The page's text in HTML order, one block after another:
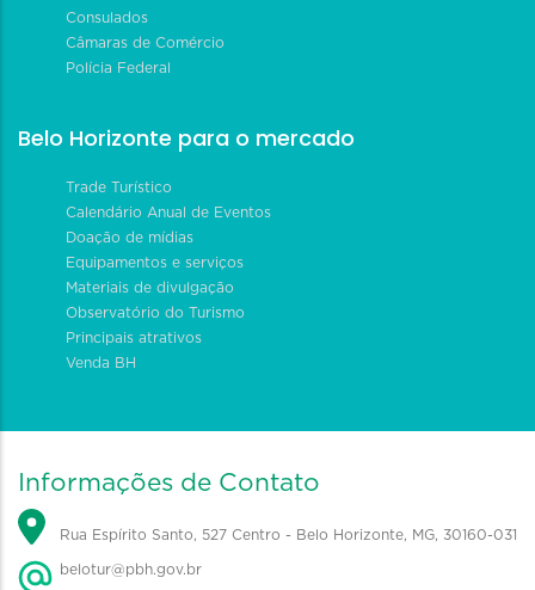
Consulados
Câmaras de Comércio
Polícia Federal
Belo Horizonte para o mercado
Trade Turístico
Calendário Anual de Eventos
Doação de mídias
Equipamentos e serviços
Materiais de divulgação
Observatório do Turismo
Principais atrativos
Venda BH
Informações de Contato
Rua Espírito Santo, 527 Centro - Belo Horizonte, MG, 30160-031
belotur@pbh.gov.br